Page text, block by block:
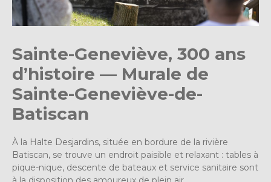
Sainte-Geneviève, 300 ans
d’histoire — Murale de
Sainte-Geneviève-de-
Batiscan
À la Halte Desjardins, située en bordure de la rivière
Batiscan, se trouve un endroit paisible et relaxant : tables à
pique-nique, descente de bateaux et service sanitaire sont